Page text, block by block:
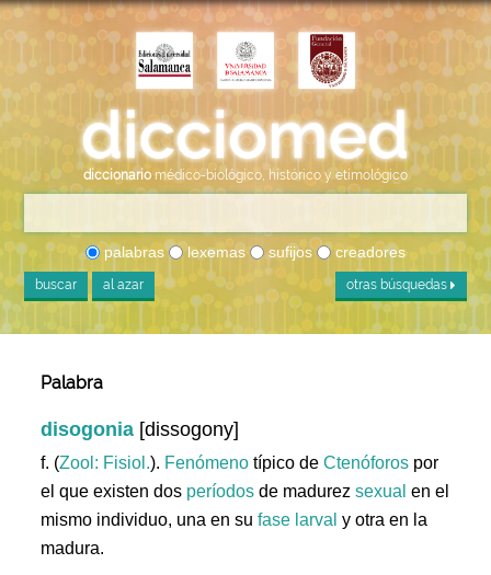
diccionario médico-biológico, histórico y etimológico
palabras lexemas sufijos creadores
buscar al azar otras búsquedas
Palabra
disogonia [dissogony]
f. (Zool: Fisiol.). Fenómeno típico deCtenóforos por
el que existen dos períodos de madurezsexual en el
mismo individuo, una en sufase larval y otra en la
madura.